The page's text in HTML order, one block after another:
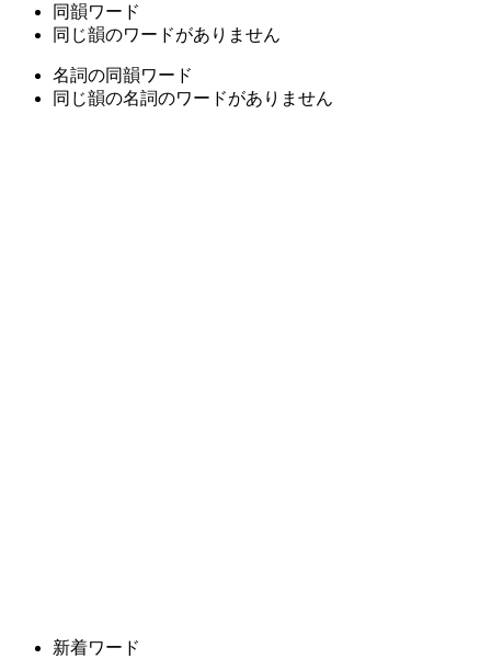
同韻ワード
同じ韻のワードがありません
名詞の同韻ワード
同じ韻の名詞のワードがありません
新着ワード